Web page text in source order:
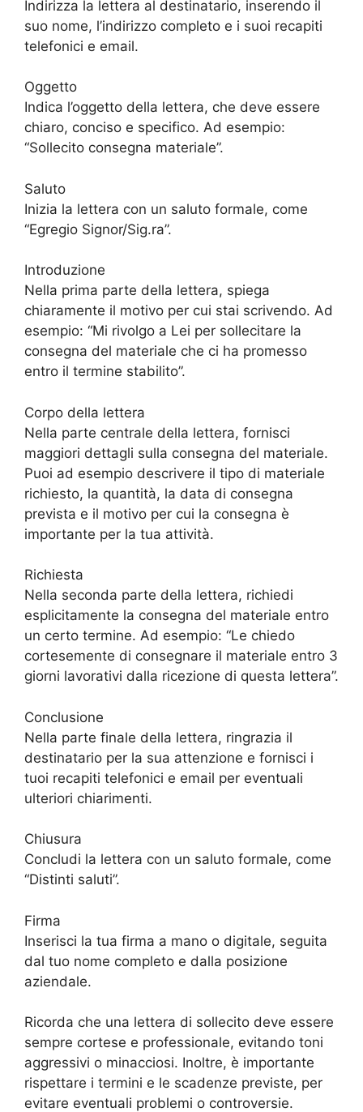
Indirizza la lettera al destinatario, inserendo il
suo nome, l’indirizzo completo e i suoi recapiti
telefonici e email.
Oggetto
Indica l’oggetto della lettera, che deve essere
chiaro, conciso e specifico. Ad esempio:
“Sollecito consegna materiale”.
Saluto
Inizia la lettera con un saluto formale, come
“Egregio Signor/Sig.ra”.
Introduzione
Nella prima parte della lettera, spiega
chiaramente il motivo per cui stai scrivendo. Ad
esempio: “Mi rivolgo a Lei per sollecitare la
consegna del materiale che ci ha promesso
entro il termine stabilito”.
Corpo della lettera
Nella parte centrale della lettera, fornisci
maggiori dettagli sulla consegna del materiale.
Puoi ad esempio descrivere il tipo di materiale
richiesto, la quantità, la data di consegna
prevista e il motivo per cui la consegna è
importante per la tua attività.
Richiesta
Nella seconda parte della lettera, richiedi
esplicitamente la consegna del materiale entro
un certo termine. Ad esempio: “Le chiedo
cortesemente di consegnare il materiale entro 3
giorni lavorativi dalla ricezione di questa lettera”.
Conclusione
Nella parte finale della lettera, ringrazia il
destinatario per la sua attenzione e fornisci i
tuoi recapiti telefonici e email per eventuali
ulteriori chiarimenti.
Chiusura
Concludi la lettera con un saluto formale, come
“Distinti saluti”.
Firma
Inserisci la tua firma a mano o digitale, seguita
dal tuo nome completo e dalla posizione
aziendale.
Ricorda che una lettera di sollecito deve essere
sempre cortese e professionale, evitando toni
aggressivi o minacciosi. Inoltre, è importante
rispettare i termini e le scadenze previste, per
evitare eventuali problemi o controversie.